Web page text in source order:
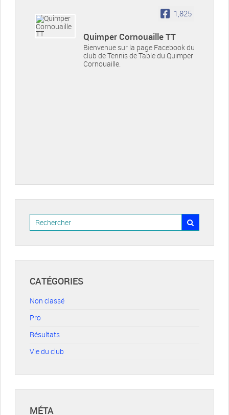
1,825
Quimper Cornouaille TT
Bienvenue sur la page Facebook du
club de Tennis de Table du Quimper
Cornouaille.
CATÉGORIES
Non classé
Pro
Résultats
Vie du club
MÉTA